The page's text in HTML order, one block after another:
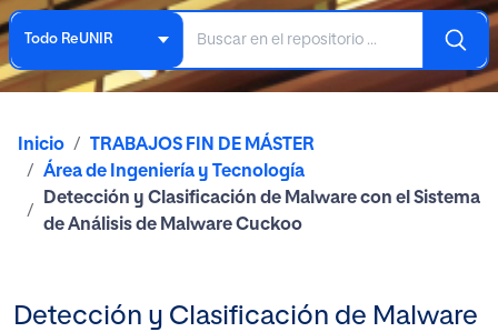
Todo ReUNIR
Inicio
TRABAJOS FIN DE MÁSTER
Área de Ingeniería y Tecnología
Detección y Clasificación de Malware con el Sistema
de Análisis de Malware Cuckoo
Detección y Clasificación de Malware